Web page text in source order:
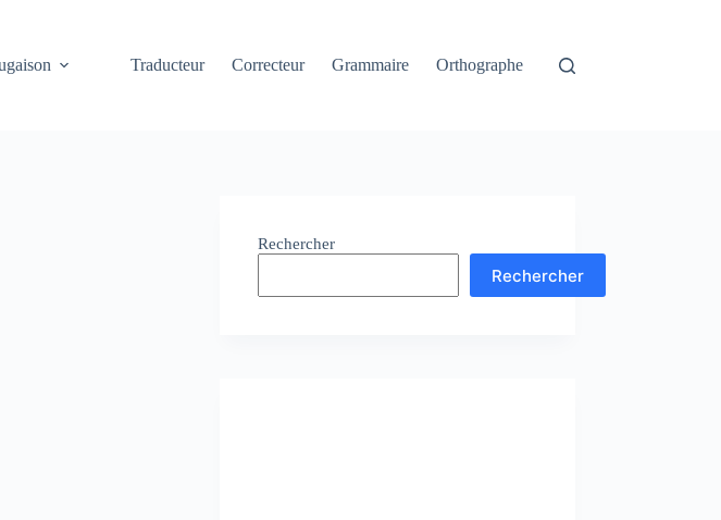
Traducteur Correcteur Grammaire Orthographe
Rechercher
Rechercher